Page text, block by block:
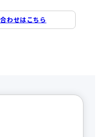
わせはこちら